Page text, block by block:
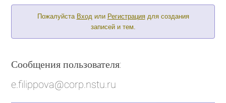
Пожалуйста Входили Регистрациядля создания
записей и тем.
Сообщения пользователя:
e.filippova@corp.nstu.ru